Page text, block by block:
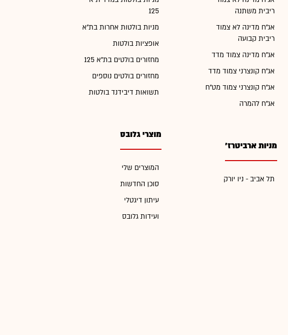
ריבית משתנה
אג"ח מדינה לא צמוד
ריבית קבועה
אג"ח מדינה צמוד מדד
אג"ח קונצרני צמוד מדד
אג"ח קונצרני צמוד מט"ח
אג"ח להמרה
מניות ארביטרז'
תל אביב - ניו יורק
125
מניות בולטות אחרות בת"א
אופציות בולטות
מחזורים בולטים בת"א 125
מחזורים בולטים נוספים
תשואות דיבידנד בולטות
מוצרי גלובס
המוצרים שלי
סוכן החדשות
עיתון דיגטלי
ועידות גלובס